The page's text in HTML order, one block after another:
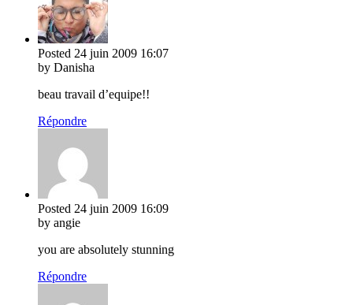
Posted 24 juin 2009 16:07
by Danisha
beau travail d’equipe!!
Répondre
Posted 24 juin 2009 16:09
by angie
you are absolutely stunning
Répondre